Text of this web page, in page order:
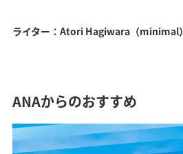
ライター：Atori Hagiwara（minimal）
ANAからのおすすめ